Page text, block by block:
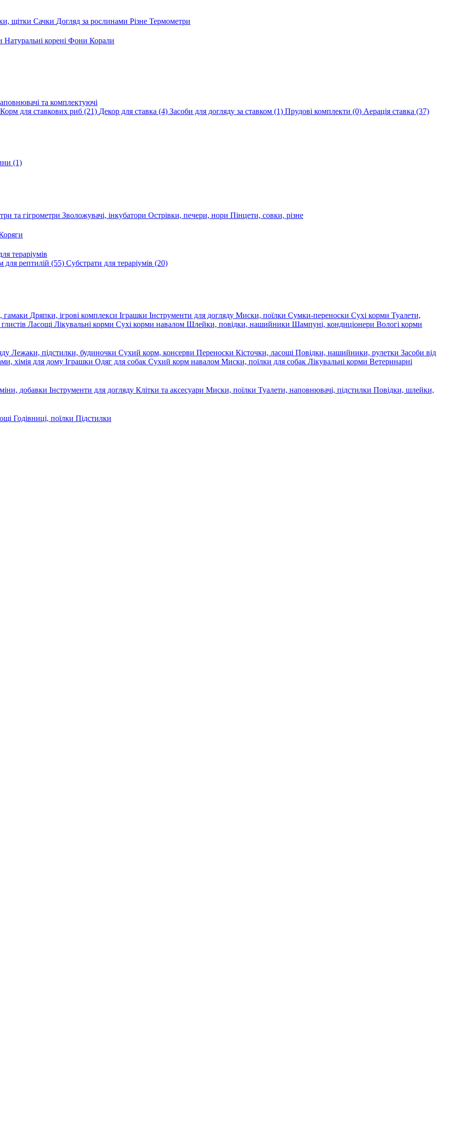
щітки Сачки Догляд за рослинами Різне Термометри
Натуральні корені Фони Корали
та комплектуючі
Корм для ставкових риб (21) Декор для ставка (4) Засоби для догляду за ставком (1) Прудові комплекти (0) Аерація ставка (37)
(1)
та гігрометри Зволожувачі, інкубатори Острівки, печери, нори Пінцети, совки, різне
тераріумів
для рептилій (55) Субстрати для тераріумів (20)
гамаки Дряпки, ігрові комплекси Іграшки Інструменти для догляду Миски, поїлки Сумки-переноски Сухі корми Туалети,
Ласощі Лікувальні корми Сухі корми навалом Шлейки, повідки, нашийники Шампуні, кондиціонери Вологі корми
Лежаки, підстилки, будиночки Сухий корм, консерви Переноски Кісточки, ласощі Повідки, нашийники, рулетки Засоби від
хімія для дому Іграшки Одяг для собак Сухий корм навалом Миски, поїлки для собак Лікувальні корми Ветеринарні
добавки Інструменти для догляду Клітки та аксесуари Миски, поїлки Туалети, наповнювачі, підстилки Повідки, шлейки,
Годівниці, поїлки Підстилки